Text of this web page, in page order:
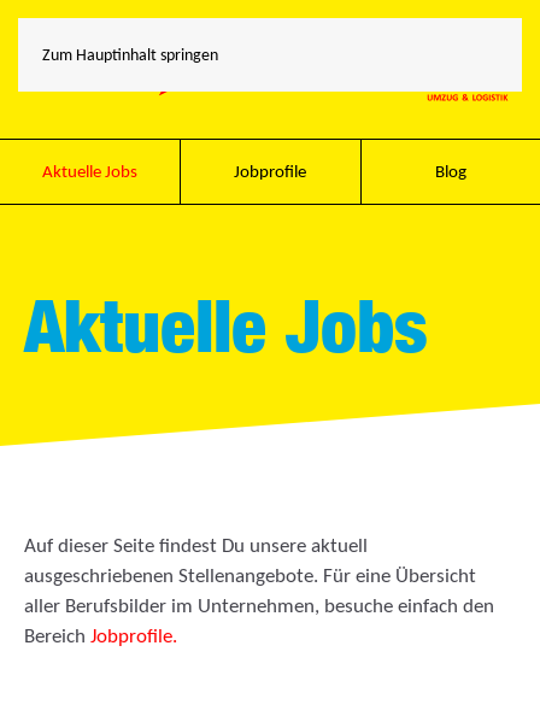
Zum Hauptinhalt springen
Aktuelle Jobs Jobprofile Blog
Aktuelle Jobs
Auf dieser Seite findest Du unsere aktuell
ausgeschriebenen Stellenangebote. Für eine Übersicht
aller Berufsbilder im Unternehmen, besuche einfach den
Bereich Jobprofile.